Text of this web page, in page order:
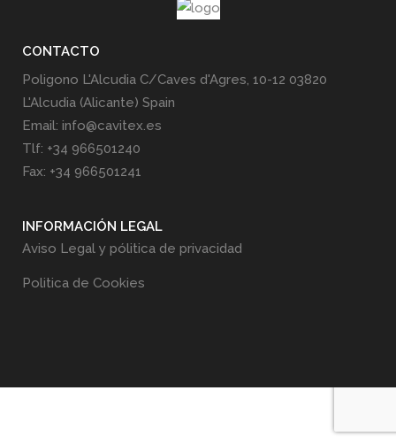
CONTACTO
Poligono L'Alcudia C/Caves d'Agres, 10-12 03820
L'Alcudia (Alicante) Spain
Email: info@cavitex.es
Tlf: +34 966501240
Fax: +34 966501241
INFORMACIÓN LEGAL
Aviso Legal y pólitica de privacidad
Politica de Cookies